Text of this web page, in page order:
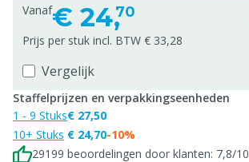
Vanaf€ 24,70
Prijs per stuk incl. BTW € 33,28
Vergelijk
Staffelprijzen en verpakkingseenheden
1 - 9 Stuks
10+ Stuks
€ 27,50
€ 24,70-10%
29199 beoordelingen door klanten: 7,8/10